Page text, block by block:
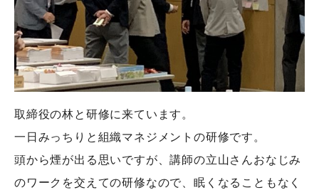
取締役の林と研修に来ています。
一日みっちりと組織マネジメントの研修です。
頭から煙が出る思いですが、講師の立山さんおなじみ
のワークを交えての研修なので、眠くなることもなく